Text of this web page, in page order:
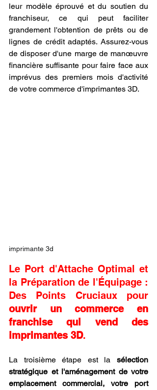
leur modèle éprouvé et du soutien du
franchiseur, ce qui peut faciliter
grandement l'obtention de prêts ou de
lignes de crédit adaptés. Assurez-vous
de disposer d'une marge de manœuvre
financière suffisante pour faire face aux
imprévus des premiers mois d'activité
de votre commerce d'imprimantes 3D.
imprimante 3d
Le Port d'Attache Optimal et
la Préparation de l'Équipage :
ouvrir un commerce en
franchise qui vend des
imprimantes 3D.
La troisième étape est la sélection
stratégique et l'aménagement de votre
emplacement commercial, votre port